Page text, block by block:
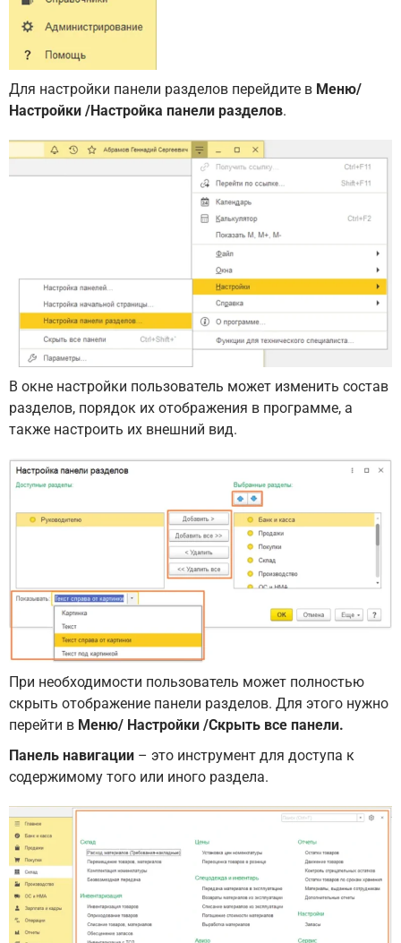
Для настройки панели разделов перейдите в Меню/
Настройки /Настройка панели разделов.
В окне настройки пользователь может изменить состав
разделов, порядок их отображения в программе, а
также настроить их внешний вид.
При необходимости пользователь может полностью
скрыть отображение панели разделов. Для этого нужно
перейти в Меню/ Настройки /Скрыть все панели.
Панель навигации – это инструмент для доступа к
содержимому того или иного раздела.